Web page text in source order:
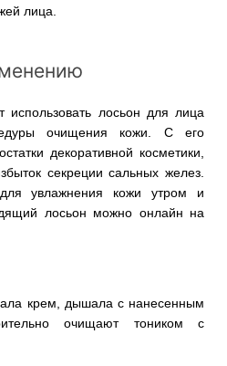
лица.
использовать лосьон для лица
очищения кожи. С его
декоративной косметики,
секреции сальных желез.
увлажнения кожи утром и
лосьон можно онлайн на
крем, дышала с нанесенным
очищают тоником с